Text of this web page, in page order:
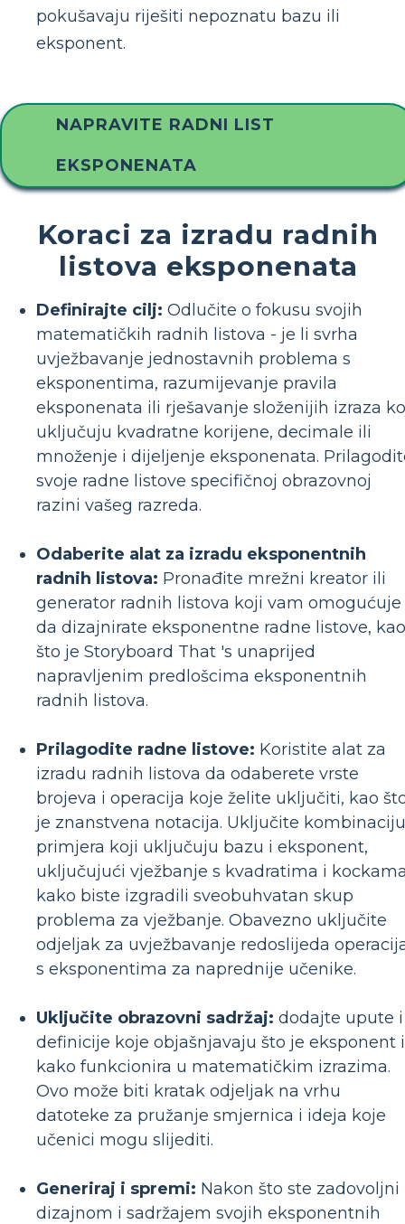
pokušavaju riješiti nepoznatu bazu ili
eksponent.
NAPRAVITE RADNI LIST
EKSPONENATA
Koraci za izradu radnih
listova eksponenata
Definirajte cilj: Odlučite o fokusu svojih
matematičkih radnih listova - je li svrha
uvježbavanje jednostavnih problema s
eksponentima, razumijevanje pravila
eksponenata ili rješavanje složenijih izraza
uključuju kvadratne korijene, decimale ili
množenje i dijeljenje eksponenata.
svoje radne listove specifičnoj obrazovnoj
razini vašeg razreda.
Odaberite alat za izradu eksponentnih
radnih listova: Pronađite mrežni kreator ili
generator radnih listova koji vam omogućuje
da dizajnirate eksponentne radne listove, kao
što je Storyboard That 's unaprijed
napravljenim predlošcima eksponentnih
radnih listova.
Prilagodite radne listove: Koristite alat za
izradu radnih listova da odaberete vrste
brojeva i operacija koje želite uključiti, kao
je znanstvena notacija. Uključite kombinaciju
primjera koji uključuju bazu i eksponent,
uključujući vježbanje s kvadratima i
kako biste izgradili sveobuhvatan skup
problema za vježbanje. Obavezno uključite
odjeljak za uvježbavanje redoslijeda
s eksponentima za naprednije učenike.
Uključite obrazovni sadržaj: dodajte upute i
definicije koje objašnjavaju što je eksponent i
kako funkcionira u matematičkim izrazima.
Ovo može biti kratak odjeljak na vrhu
datoteke za pružanje smjernica i ideja koje
učenici mogu slijediti.
Generiraj i spremi: Nakon što ste zadovoljni
dizajnom i sadržajem svojih eksponentnih